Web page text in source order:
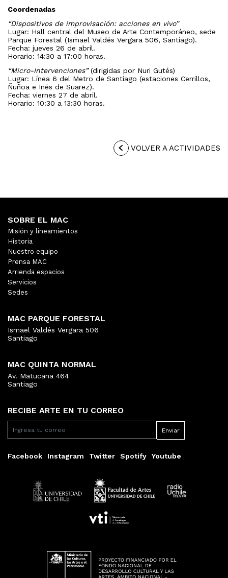
Coordenadas
“Dispositivos de improvisación: acciones en vivo”
Lugar: Hall central del Museo de Arte Contemporáneo, sede
Parque Forestal (Ismael Valdés Vergara 506, Santiago).
Fecha: jueves 26 de abril.
Horario: 14:30 a 17:00 horas.
“Micro-Intervenciones”(dirigidas por Nuri Gutés)
Lugar: Línea 6 del Metro de Santiago (estaciones Cerrillos,
Ñuñoa e Inés de Suarez).
Fecha: viernes 27 de abril.
Horario: 10:30 a 13:30 horas.
VOLVER A ACTIVIDADES
RECIBE ARTE EN TU CORREO
Facebook Instagram Twitter Spotify Youtube
SOBRE EL MAC
Misión y lineamientos
Historia
Nuestro equipo
Prensa MAC
Arrienda espacios
Servicios
Sedes
MAC PARQUE FORESTAL
Ismael Valdés Vergara 506
Santiago
MAC QUINTA NORMAL
Av. Matucana 464
Santiago